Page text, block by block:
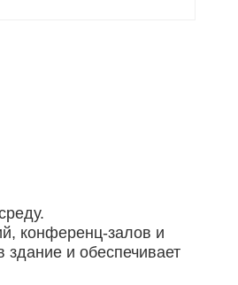
конференц-залов и
и обеспечивает